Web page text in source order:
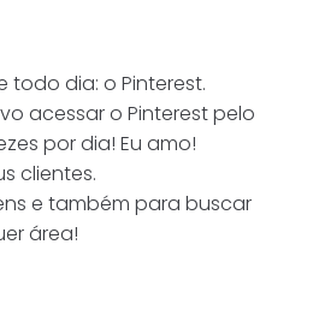
todo dia: o Pinterest.
acessar o Pinterest pelo
por dia! Eu amo!
clientes.
e também para buscar
área!